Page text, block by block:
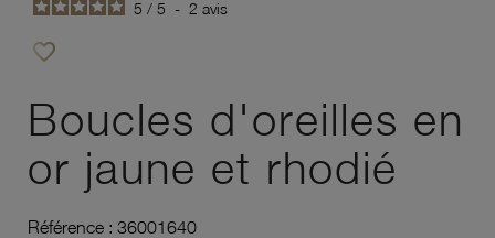
5 / 5 - 2 avis
favorite_border
Boucles d'oreilles en
or jaune et rhodié
Référence : 36001640